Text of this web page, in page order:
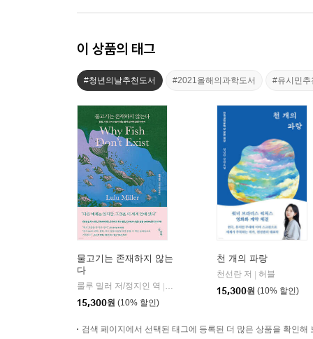
이 상품의 태그
#청년의날추천도서 #2021올해의과학도서 #유시민추
물고기는 존재하지 않는
다
룰루 밀러 저/정지인 역
곰출판
15,300원 (10% 할인)
천 개의 파랑
천선란 저
허블
15,300원 (10% 할인)
검색 페이지에서 선택된 태그에 등록된 더 많은 상품을 확인해